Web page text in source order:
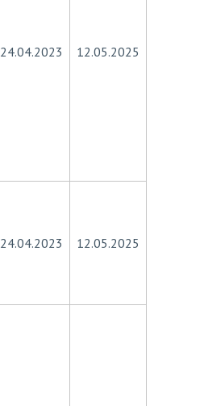
24.04.2023 12.05.2025
24.04.2023 12.05.2025